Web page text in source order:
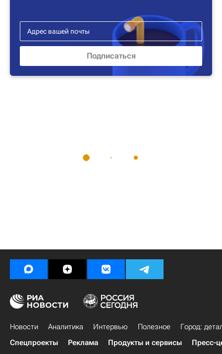
Новости Аналитика Интервью Полезное
Город:
Спецпроекты
Реклама Продукты и сервисы Пресс-